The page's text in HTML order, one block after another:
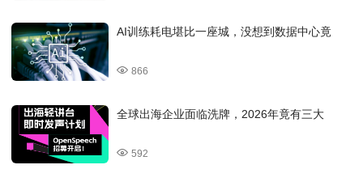
AI训练耗电堪比一座城，没想到数据中心竟
866
全球出海企业面临洗牌，2026年竟有三大
592